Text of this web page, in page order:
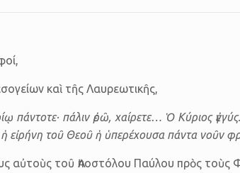
καὶ τῆς Λαυρεωτικῆς,
πάντοτε· πάλιν ἐρῶ, χαίρετε… Ὁ Κύριος
εἰρήνη τοῦ Θεοῦ ἡ ὑπερέχουσα πάντα νοῦν
αὐτοὺς τοῦ Ἀποστόλου Παύλου πρὸς τοὺς